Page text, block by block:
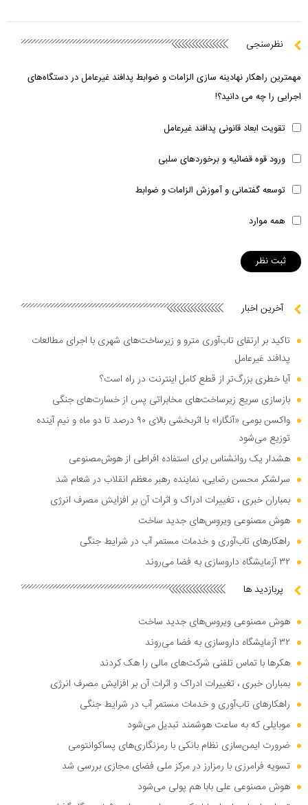
نظرسنجی
مهمترین راهکار نهادینه سازی الزامات و ضوابط پدافند غیرعامل در دستگاه‌های
اجرایی را چه می دانید؟!
تقویت ابعاد قانونی پدافند غیرعامل
ورود قوه قضائیه و برخوردهای سلبی
توسعه گفتمانی و آموزش الزامات و ضوابط
همه موارد
آخرین اخبار
تاکید بر ارتقای تاب‌آوری مترو و زیرساخت‌های شهری با اجرای مطالعات
پدافند غیرعامل
آیا خطری بزرگ‌تر از قطع کامل اینترنت در راه است؟
بازسازی سریع زیرساخت‌های مخابراتی پس از خسارت‌های جنگی
واکسن بومی «آنگارا» با اثربخشی بالای ۹۰ درصد تا دو ماه و نیم آینده
توزیع می‌شود
هشدار یک روانشناس برای استفاده افراطی از هوش‌مصنوعی
سرلشکر محسن رضایی، نماینده رهبر معظم انقلاب در شعام شد
بمباران خبری ، تغییرات ادراک و اثرات آن بر افزایش مصرف انرژی
هوش مصنوعی ویروس‌های جدید ساخت
راهکار‌های تاب‌آوری و خدمات مستمر آب در شرایط جنگی
۳۲ آزمایشگاه داروسازی به فضا می‌روند
پربازدید ها
هوش مصنوعی ویروس‌های جدید ساخت
۳۲ آزمایشگاه داروسازی به فضا می‌روند
هکر‌ها با تماس تلفنی شرکت‌های مالی را هک کردند
بمباران خبری ، تغییرات ادراک و اثرات آن بر افزایش مصرف انرژی
راهکار‌های تاب‌آوری و خدمات مستمر آب در شرایط جنگی
موبایلی که به ساعت هوشمند تبدیل می‌شود
ضرورت ایمن‌سازی نظام بانکی با رمزنگاری‌های پساکوانتومی
تسویه فرامرزی با رمزارز در مرکز ملی فضای مجازی بررسی شد
هوش مصنوعی علی بابا هم پولی می‌شود